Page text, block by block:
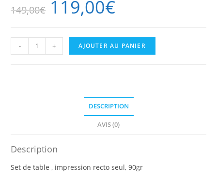
149,00€ 119,00€
-
quantité
+ AJOUTER AU PANIER
DESCRIPTION
AVIS (0)
Description
Set de table , impression rectoseul, 90gr